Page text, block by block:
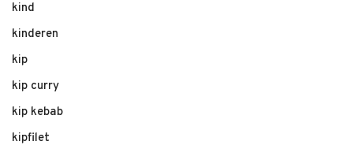
kind
kinderen
kip
kip curry
kip kebab
kipfilet